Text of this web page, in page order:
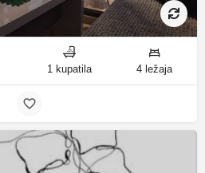
1 kupatila 4 ležaja